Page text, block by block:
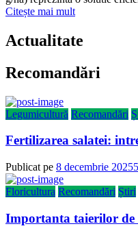
Citește mai mult
Actualitate
Recomandări
Legumicultură Recomandări
Fertilizarea salatei:
Publicat pe 8 decembrie 2025
Floricultura Recomandări Știri
Importanta taierilor